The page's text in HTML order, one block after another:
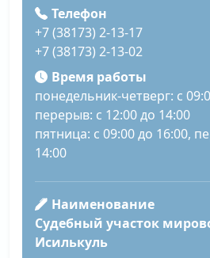
Телефон
+7 (38173) 2-13-17
+7 (38173) 2-13-02
Время работы
понедельник-четверг: с
перерыв: с 12:00 до 14:00
пятница: с 09:00 до 16:00,
14:00
Наименование
Судебный участок
Исилькуль